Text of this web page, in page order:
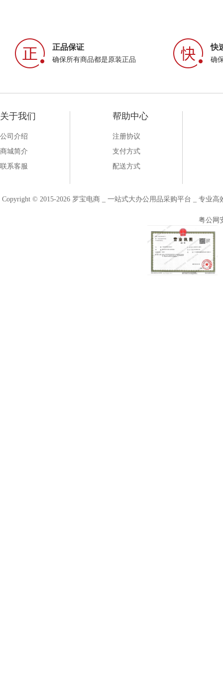
正品保证
确保所有商品都是原装正品
快
确
关于我们
公司介绍
商城简介
联系客服
帮助中心
注册协议
支付方式
配送方式
Copyright © 2015-2026 罗宝电商 _ 一站式大办公用品采购平台 _ 专业
粤公网